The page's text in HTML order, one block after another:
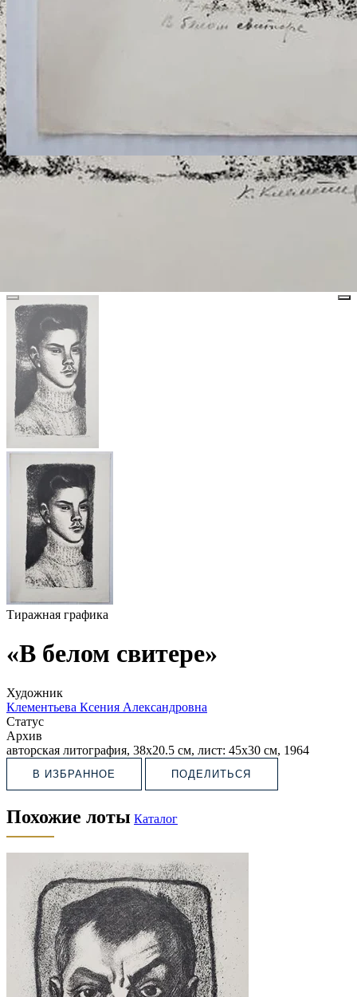
Тиражная графика
«В белом свитере»
Художник
Клементьева Ксения Александровна
Статус
Архив
авторская литография, 38х20.5 см, лист: 45х30 см, 1964
В ИЗБРАННОЕ ПОДЕЛИТЬСЯ
Похожие лоты Каталог